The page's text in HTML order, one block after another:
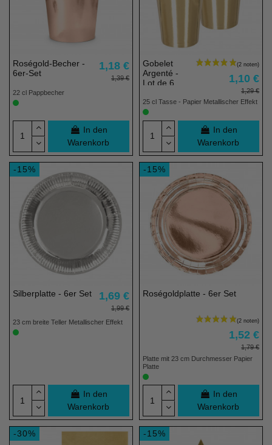
Roségold-Becher -
6er-Set
1,18 €
1,39 €
22 cl Pappbecher
In den
Warenkorb
Gobelet
Argenté -
Lot de 6
1,10 €
1,29 €
25 cl Tasse - Papier Metallischer Effekt
In den
Warenkorb
-15%
Silberplatte - 6er Set 1,69 €
1,99 €
23 cm breite Teller Metallischer Effekt
In den
Warenkorb
-15%
Roségoldplatte - 6er Set
1,52 €
1,79 €
Platte mit 23 cm Durchmesser Papier
Platte
In den
Warenkorb
-30% -15%